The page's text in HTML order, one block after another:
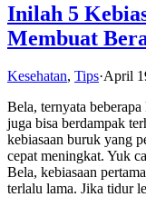
Inilah 5
Membuat
Kesehatan, Tips·April
Bela, ternyata
juga bisa berdampak
kebiasaan buruk yang
cepat meningkat. Yuk
Bela, kebiasaan
terlalu lama. Jika tidur